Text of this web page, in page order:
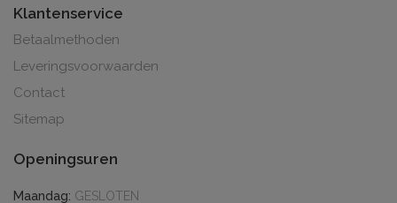
Klantenservice
Betaalmethoden
Leveringsvoorwaarden
Contact
Sitemap
Openingsuren
Maandag: GESLOTEN